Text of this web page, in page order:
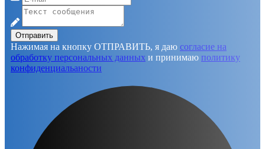
Отправить
Нажимая на кнопку ОТПРАВИТЬ, я даю согласие на
обработку персональных данных и принимаю политику
конфиденциальаности